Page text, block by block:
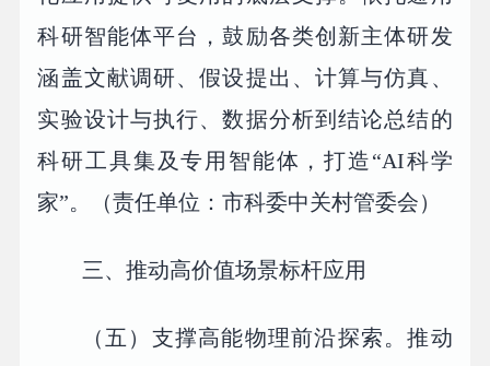
科研智能体平台，鼓励各类创新主体研发
涵盖文献调研、假设提出、计算与仿真、
实验设计与执行、数据分析到结论总结的
科研工具集及专用智能体，打造“AI科学
家”。（责任单位：市科委中关村管委会）
三、推动高价值场景标杆应用
（五）支撑高能物理前沿探索。推动